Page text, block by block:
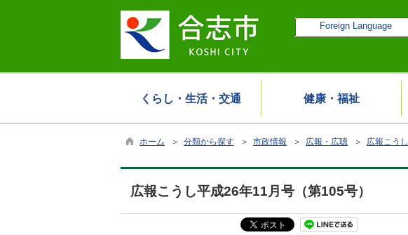
Foreign Language
くらし・生活・交通 健康・福祉
ホーム ＞ 分類から探す ＞ 市政情報 ＞ 広報・広聴 ＞ 広報こうし
広報こうし平成26年11月号（第105号）